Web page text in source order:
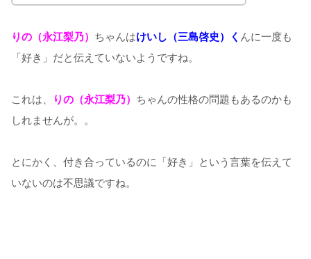
りの（永江梨乃） ちゃんはけいし（三島啓史）く んに一度も
「好き」だと伝えていないようですね。
これは、 りの（永江梨乃） ちゃんの性格の問題もあるのかも
しれませんが。。
とにかく、付き合っているのに「好き」という言葉を伝えて
いないのは不思議ですね。